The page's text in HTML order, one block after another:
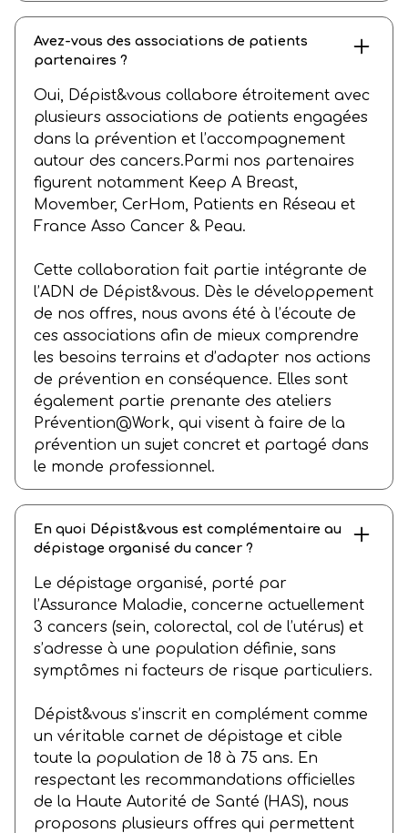
Avez-vous des associations de patients
partenaires ?
Oui, Dépist&vous collabore étroitement avec
plusieurs associations de patients engagées
dans la prévention et l’accompagnement
autour des cancers.Parmi nos partenaires
figurent notamment Keep A Breast,
Movember, CerHom, Patients en Réseau et
France Asso Cancer & Peau.
Cette collaboration fait partie intégrante de
l’ADN de Dépist&vous. Dès le développement
de nos offres, nous avons été à l’écoute de
ces associations afin de mieux comprendre
les besoins terrains et d’adapter nos actions
de prévention en conséquence. Elles sont
également partie prenante des ateliers
Prévention@Work, qui visent à faire de la
prévention un sujet concret et partagé dans
le monde professionnel.
En quoi Dépist&vous est complémentaire au
dépistage organisé du cancer ?
Le dépistage organisé, porté par
l’Assurance Maladie, concerne actuellement
3 cancers (sein, colorectal, col de l’utérus) et
s’adresse à une population définie, sans
symptômes ni facteurs de risque particuliers.
Dépist&vous s’inscrit en complément comme
un véritable carnet de dépistage et cible
toute la population de 18 à 75 ans. En
respectant les recommandations officielles
de la Haute Autorité de Santé (HAS), nous
proposons plusieurs offres qui permettent